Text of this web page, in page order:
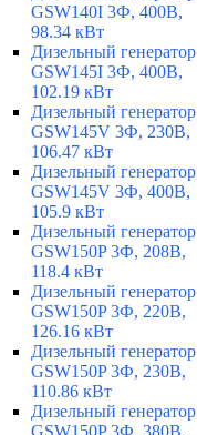
GSW140I 3Ф, 400В,
98.34 кВт
Дизельный генератор
GSW145I 3Ф, 400В,
102.19 кВт
Дизельный генератор
GSW145V 3Ф, 230В,
106.47 кВт
Дизельный генератор
GSW145V 3Ф, 400В,
105.9 кВт
Дизельный генератор
GSW150P 3Ф, 208В,
118.4 кВт
Дизельный генератор
GSW150P 3Ф, 220В,
126.16 кВт
Дизельный генератор
GSW150P 3Ф, 230В,
110.86 кВт
Дизельный генератор